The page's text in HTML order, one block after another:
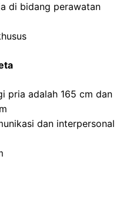
di bidang perawatan
pria adalah 165 cm dan
dan interpersonal